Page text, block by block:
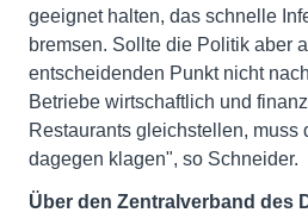
geeignet halten, das schnelle
bremsen. Sollte die Politik aber
entscheidenden Punkt nicht
Betriebe wirtschaftlich und
Restaurants gleichstellen, muss
dagegen klagen", so Schneider.
Über den Zentralverband des